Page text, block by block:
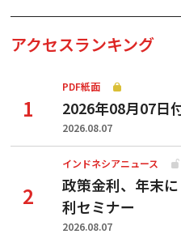
アクセスランキング
PDF紙面
2026年08月07日
2026.08.07
インドネシアニュース
政策金利、年末
利セミナー
2026.08.07